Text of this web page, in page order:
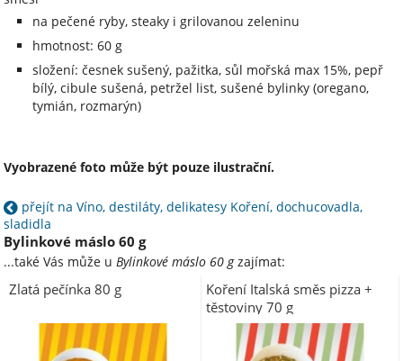
na pečené ryby, steaky i grilovanou zeleninu
hmotnost: 60 g
složení: česnek sušený, pažitka, sůl mořská max 15%, pepř
bílý, cibule sušená, petržel list, sušené bylinky (oregano,
tymián, rozmarýn)
Vyobrazené foto může být pouze ilustrační.
přejít na Víno, destiláty, delikatesy Koření, dochucovadla,
sladidla
Bylinkové máslo 60 g
...také Vás může uBylinkové máslo 60 gzajímat:
Zlatá pečínka 80 g
Koření Italská směs pizza +
těstoviny 70 g